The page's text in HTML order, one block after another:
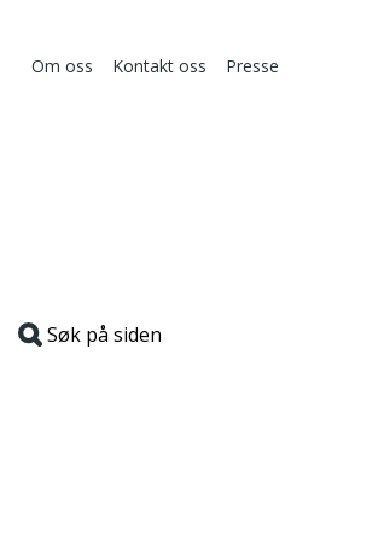
Om oss Kontakt oss Presse
Søk på siden